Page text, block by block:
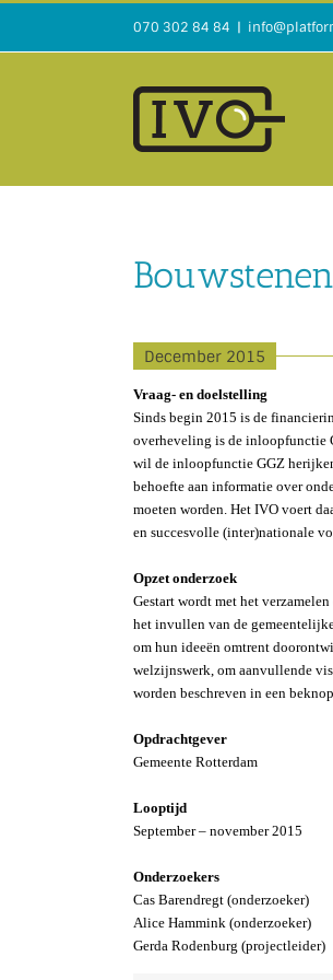
Ga
inhoud
070 302 84 84 |
December 2015
Vraag- en doelstelling
Sinds begin 2015 is de
overheveling is de inloopfunctie
wil de inloopfunctie GGZ
behoefte aan informatie over
moeten worden. Het IVO voert
en succesvolle (inter)nationale
Opzet onderzoek
Gestart wordt met het
het invullen van de
om hun ideeën omtrent
welzijnswerk, om aanvullende
worden beschreven in een
Opdrachtgever
Gemeente Rotterdam
Looptijd
September – november 2015
Onderzoekers
Cas Barendregt (onderzoeker)
Alice Hammink (onderzoeker)
Gerda Rodenburg (projectleider)